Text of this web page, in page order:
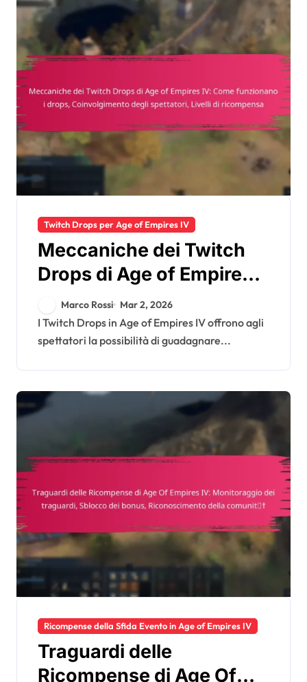
Twitch Drops per Age of Empires IV
Meccaniche dei Twitch
Drops di Age of Empires
IV: Come funzionano i
drops, Coinvolgimento
degli spettatori, Livelli di
ricompensa
Marco Rossi Mar 2, 2026
I Twitch Drops in Age of Empires IV offrono agli
spettatori la possibilità di guadagnare...
Ricompense della Sfida Evento in Age of Empires IV
Traguardi delle
Ricompense di Age Of